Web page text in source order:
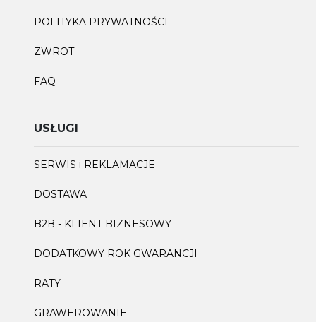
POLITYKA PRYWATNOŚCI
ZWROT
FAQ
USŁUGI
SERWIS i REKLAMACJE
DOSTAWA
B2B - KLIENT BIZNESOWY
DODATKOWY ROK GWARANCJI
RATY
GRAWEROWANIE